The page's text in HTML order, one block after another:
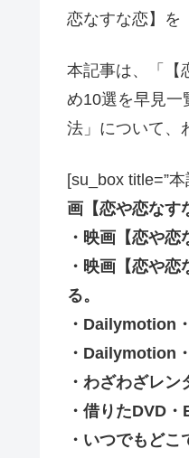
恋なすな恋】を
本記事は、「【
め10選を早見一
法」について、
[su_box title=”
画【恋や恋なす
・映画【恋や恋
・映画【恋や
る。
・Dailymotion
・Dailymotion
・わざわざレン
・借りたDVD
・いつでもどこ